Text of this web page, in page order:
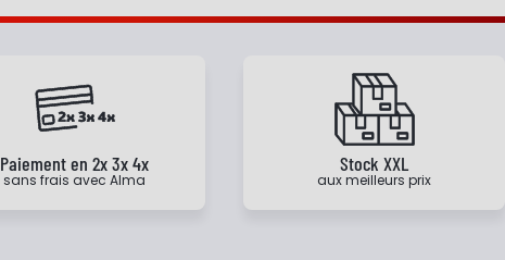
Paiement en 2x 3x 4x
sans frais avec Alma
Stock XXL
aux meilleurs prix